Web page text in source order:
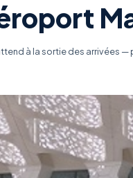
à la sortie des arrivées —